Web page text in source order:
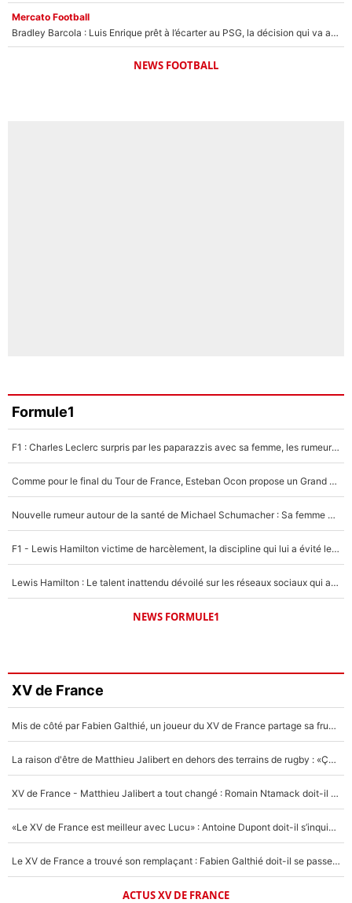
Mercato Football
Bradley Barcola : Luis Enrique prêt à l’écarter au PSG, la décision qui va accélérer son transfert à Liverpool ?
NEWS FOOTBALL
Formule1
F1 : Charles Leclerc surpris par les paparazzis avec sa femme, les rumeurs étaient vraies !
Comme pour le final du Tour de France, Esteban Ocon propose un Grand Prix de Formule 1 à Paris : «Autour de l’Arc de Triomphe, ce serait génial» !
Nouvelle rumeur autour de la santé de Michael Schumacher : Sa femme Corinna sort du silence
F1 - Lewis Hamilton victime de harcèlement, la discipline qui lui a évité le pire : «J'aurais probablement mal tourné»
Lewis Hamilton : Le talent inattendu dévoilé sur les réseaux sociaux qui a impressionné Kim Kardashian pendant leurs vacances en amoureux !
NEWS FORMULE1
XV de France
Mis de côté par Fabien Galthié, un joueur du XV de France partage sa frustration : «ils ne me l’ont pas dit tout de suite»
La raison d'être de Matthieu Jalibert en dehors des terrains de rugby : «Ça m'atteint autant que si tu touches à un membre de ma famille»
XV de France - Matthieu Jalibert a tout changé : Romain Ntamack doit-il s’inquiéter pour sa place à un an de la Coupe du monde ?
«Le XV de France est meilleur avec Lucu» : Antoine Dupont doit-il s’inquiéter pour sa place ?
Le XV de France a trouvé son remplaçant : Fabien Galthié doit-il se passer d'Antoine Dupont ?
ACTUS XV DE FRANCE